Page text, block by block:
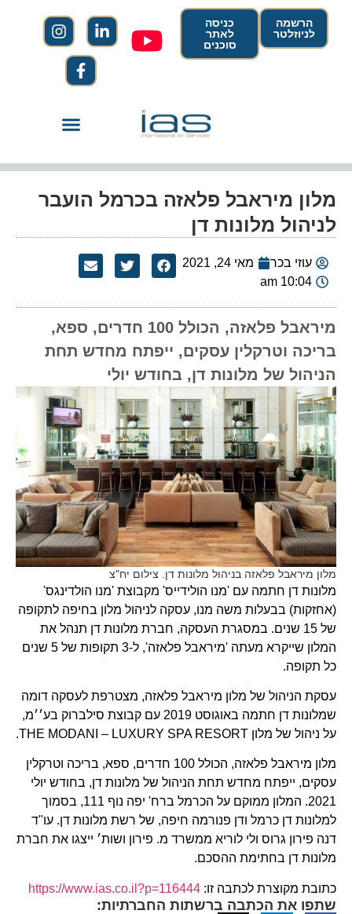
הרשמה
לניוזלטר
כניסה
לאתר
סוכנים
מלון מיראבל פלאזה בכרמל הועבר
לניהול מלונות דן
עוזי בכר
מאי 24, 2021
10:04 am
מיראבל פלאזה, הכולל 100 חדרים, ספא,
בריכה וטרקלין עסקים, ייפתח מחדש תחת
הניהול של מלונות דן, בחודש יולי
מלון מיראבל פלאזה בניהול מלונות דן. צילום יח"צ
מלונות דן חתמה עם 'מנו הולידייס' מקבוצת 'מנו הולדינגס'
(אחזקות) בבעלות משה מנו, עסקה לניהול מלון בחיפה לתקופה
של 15 שנים. במסגרת העסקה, חברת מלונות דן תנהל את
המלון שייקרא מעתה 'מיראבל פלאזה', ל-3 תקופות של 5 שנים
כל תקופה.
עסקת הניהול של מלון מיראבל פלאזה, מצטרפת לעסקה דומה
שמלונות דן חתמה באוגוסט 2019 עם קבוצת סילברוק בע׳׳מ,
על ניהול של מלון THE MODANI – LUXURY SPA RESORT.
מלון מיראבל פלאזה, הכולל 100 חדרים, ספא, בריכה וטרקלין
עסקים, ייפתח מחדש תחת הניהול של מלונות דן, בחודש יולי
2021. המלון ממוקם על הכרמל ברח' יפה נוף 111, בסמוך
למלונות דן כרמל ודן פנורמה חיפה, של רשת מלונות דן. עו"ד
דנה פירון גרוס ולי לוריא ממשרד מ. פירון ושות׳ ייצגו את חברת
מלונות דן בחתימת ההסכם.
כתובת מקוצרת לכתבה זו: https://www.ias.co.il?p=116444
שתפו את הכתבה ברשתות החברתיות: